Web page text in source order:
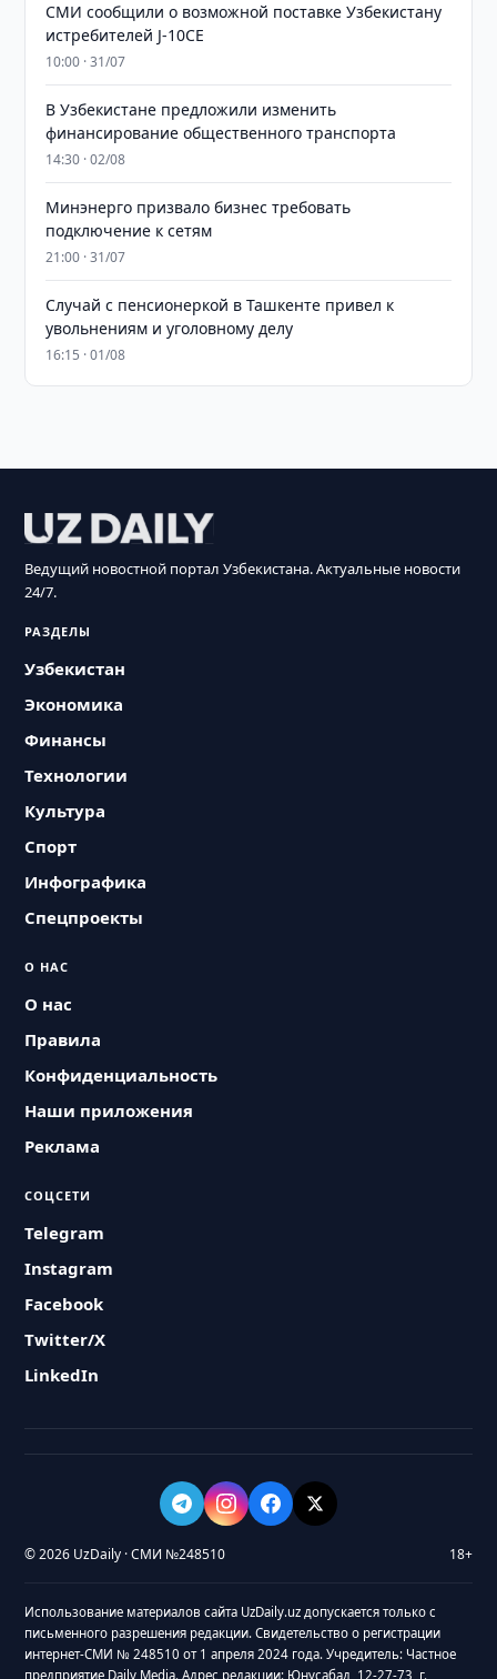
СМИ сообщили о возможной поставке Узбекистану
истребителей J-10CE
10:00 · 31/07
В Узбекистане предложили изменить
финансирование общественного транспорта
14:30 · 02/08
Минэнерго призвало бизнес требовать
подключение к сетям
21:00 · 31/07
Случай с пенсионеркой в Ташкенте привел к
увольнениям и уголовному делу
16:15 · 01/08
Ведущий новостной портал Узбекистана. Актуальные новости
24/7.
РАЗДЕЛЫ
Узбекистан
Экономика
Финансы
Технологии
Культура
Спорт
Инфографика
Спецпроекты
О НАС
О нас
Правила
Конфиденциальность
Наши приложения
Реклама
СОЦСЕТИ
Telegram
Instagram
Facebook
Twitter/X
LinkedIn
© 2026 UzDaily · СМИ №248510 18+
Использование материалов сайта UzDaily.uz допускается только с
письменного разрешения редакции. Свидетельство о регистрации
интернет-СМИ № 248510 от 1 апреля 2024 года. Учредитель: Частное
предприятие Daily Media. Адрес редакции: Юнусабад, 12-27-73, г.